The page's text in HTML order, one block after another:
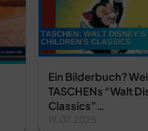
Ein Bilderbuch?
TASCHENs “Walt
Classics”…
19.07.2025